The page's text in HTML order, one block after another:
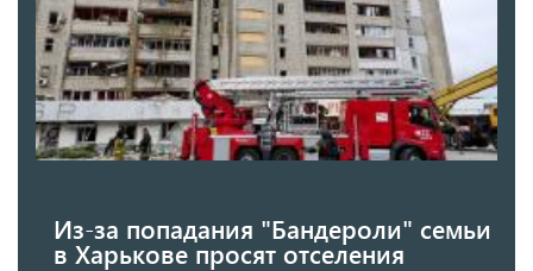
Из-за попадания "Бандероли" семьи
в Харькове просят отселения